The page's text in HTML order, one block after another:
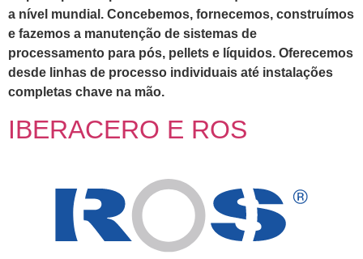
a nível mundial. Concebemos, fornecemos, construímos
e fazemos a manutenção de sistemas de
processamento para pós, pellets e líquidos. Oferecemos
desde linhas de processo individuais até instalações
completas chave na mão.
IBERACERO E ROS